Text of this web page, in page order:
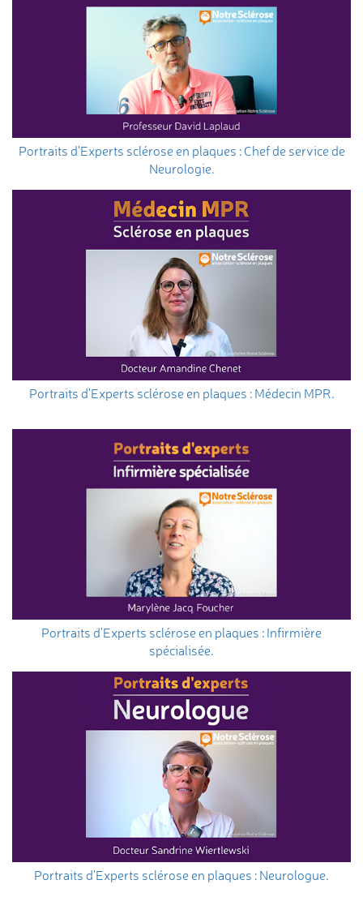
Portraits d'Experts sclérose en plaques : Chef de service de
Neurologie.
Portraits d'Experts sclérose en plaques : Médecin MPR.
Portraits d'Experts sclérose en plaques : Infirmière
spécialisée.
Portraits d'Experts sclérose en plaques : Neurologue.